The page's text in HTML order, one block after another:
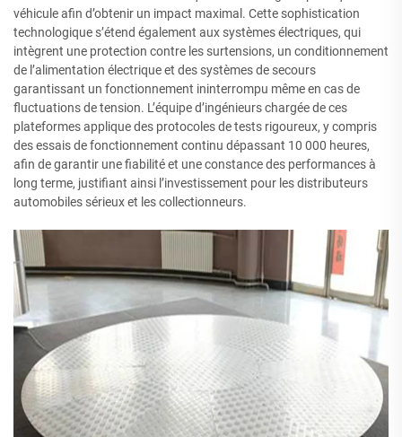
véhicule afin d’obtenir un impact maximal. Cette sophistication
technologique s’étend également aux systèmes électriques, qui
intègrent une protection contre les surtensions, un conditionnement
de l’alimentation électrique et des systèmes de secours
garantissant un fonctionnement ininterrompu même en cas de
fluctuations de tension. L’équipe d’ingénieurs chargée de ces
plateformes applique des protocoles de tests rigoureux, y compris
des essais de fonctionnement continu dépassant 10 000 heures,
afin de garantir une fiabilité et une constance des performances à
long terme, justifiant ainsi l’investissement pour les distributeurs
automobiles sérieux et les collectionneurs.